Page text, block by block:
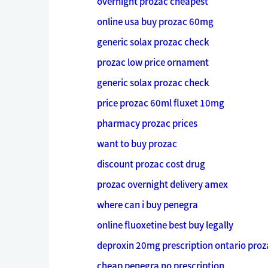
online usa buy prozac 60mg
generic solax prozac check
prozac low price ornament
generic solax prozac check
price prozac 60ml fluxet 10mg
pharmacy prozac prices
want to buy prozac
discount prozac cost drug
prozac overnight delivery amex
where can i buy penegra
online fluoxetine best buy legally
deproxin 20mg prescription ontario
cheap penegra no prescription